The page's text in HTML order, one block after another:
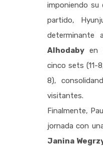
imponiendo su
partido,
determinante
Alhodaby en
cinco sets (11-
8),
visitantes.
Finalmente,
jornada con
Janina